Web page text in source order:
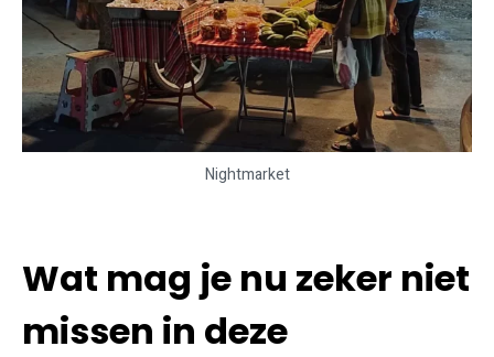
Nightmarket
Wat mag je nu zeker niet
missen in deze